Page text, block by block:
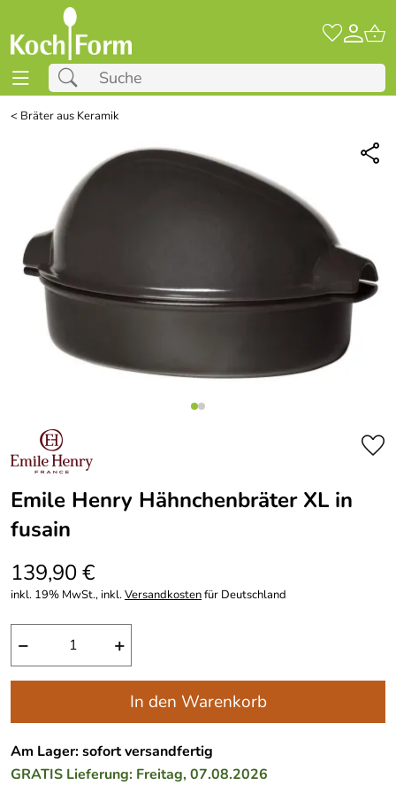
< Bräter aus Keramik
Emile Henry Hähnchenbräter XL in
fusain
139,90 €
inkl. 19% MwSt., inkl.Versandkostenfür Deutschland
− +
In den Warenkorb
Am Lager: sofort versandfertig
GRATIS Lieferung: Freitag, 07.08.2026